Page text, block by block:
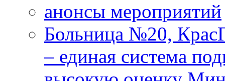
анонсы мероприятий
Больница №20,
– единая система